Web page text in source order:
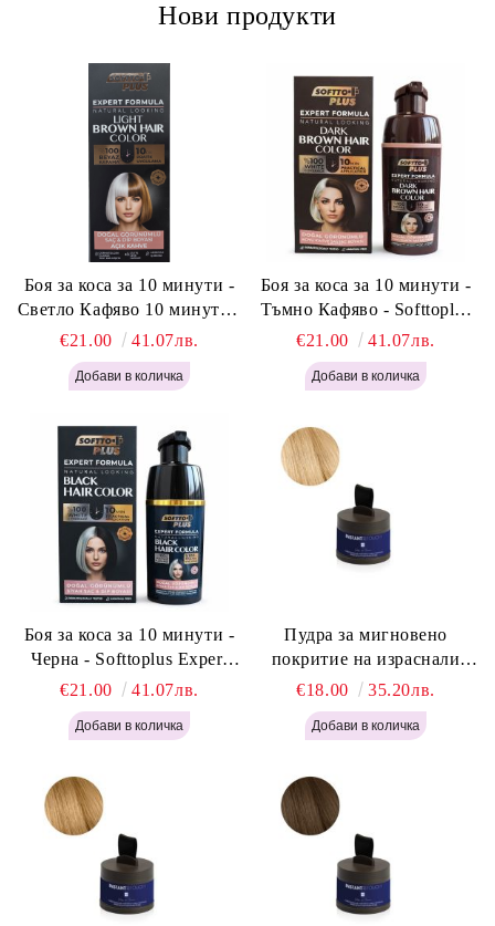
Нови продукти
Боя за коса за 10 минути -
Светло Кафяво 10 минути -
Softtoplus Expert Woman
Light Brown 400мл
€21.00 41.07лв.
Боя за коса за 10 минути -
Тъмно Кафяво - Softtoplus
Expert Woman Dark Brown
400 мл
€21.00 41.07лв.
Боя за коса за 10 минути -
Черна - Softtoplus Expert
Woman Black 400мл
€21.00 41.07лв.
Пудра за мигновено
покритие на израснали
корени Светло Русо - Labor
Pro Instant Retouch Powder -
Light Blonde H646
€18.00 35.20лв.